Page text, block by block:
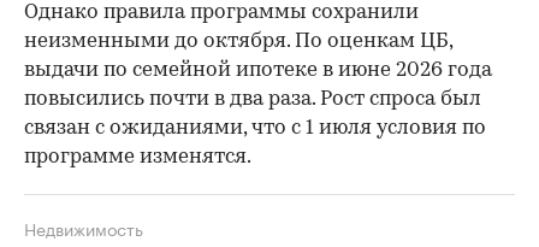
Однако правила программы сохранили
неизменными до октября. По оценкам ЦБ,
выдачи по семейной ипотеке в июне 2026 года
повысились почти в два раза. Рост спроса был
связан с ожиданиями, что с 1 июля условия по
программе изменятся.
Недвижимость